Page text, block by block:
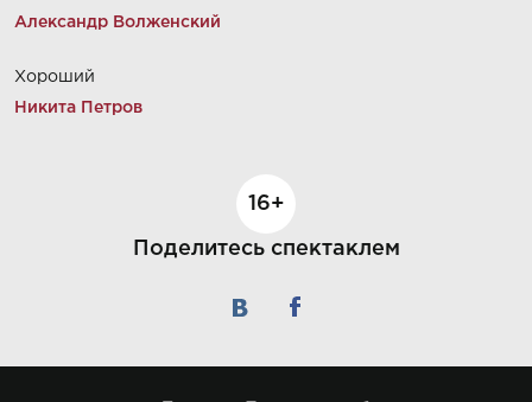
Александр Волженский
Хороший
Никита Петров
16+
Поделитесь спектаклем